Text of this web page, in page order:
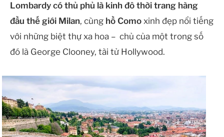
Lombardy có thủ phủ là kinh đô thời trang hàng
đầu thế giới Milan, cùng hồ Como xinh đẹp nổi tiếng
với những biệt thự xa hoa – chủ của một trong số
đó là George Clooney, tài tử Hollywood.